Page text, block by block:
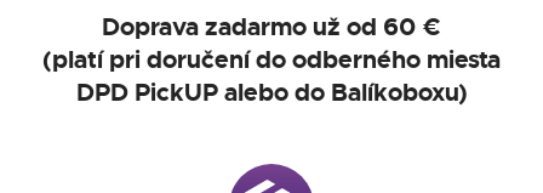
Doprava zadarmo už od 60 €
(platí pri doručení do odberného miesta
DPD PickUP alebo do Balíkoboxu)